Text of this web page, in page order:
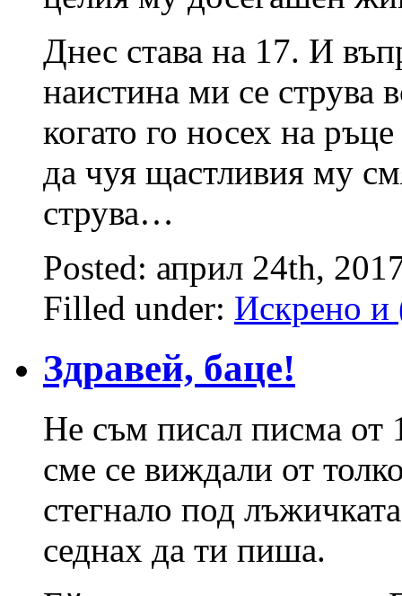
Днес става на 17. И
наистина ми се струва
когато го носех на
да чуя щастливия му
струва…
Posted: април 24th,
Filled under: Искрено и
Здравей, баце!
Не съм писал писма от
сме се виждали от
стегнало под
седнах да ти пиша.